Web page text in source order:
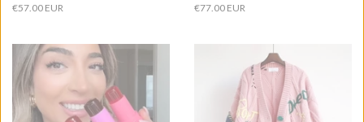
Prezzo
€57.00 EUR
Prezzo
€77.00 EUR